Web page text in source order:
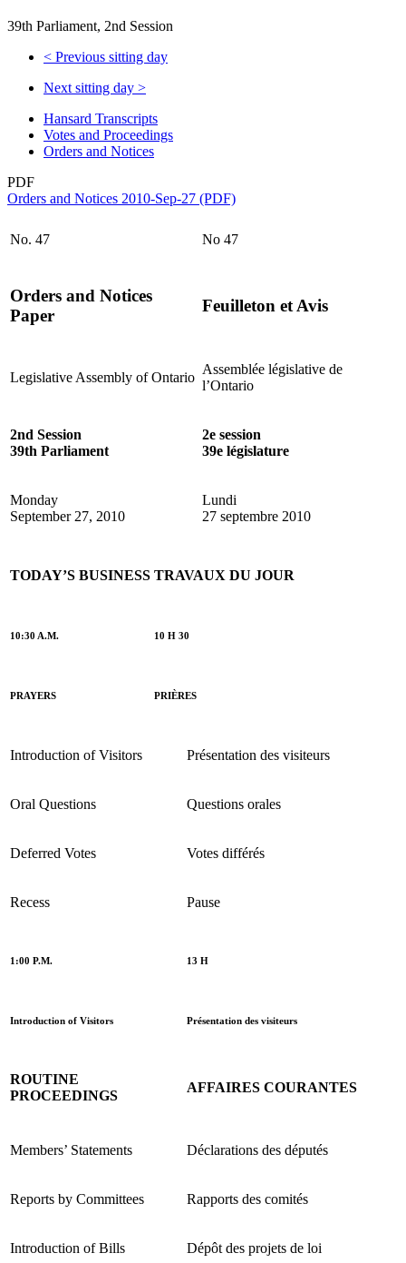
39th Parliament, 2nd Session
< Previous sitting day
Next sitting day >
Hansard Transcripts
Votes and Proceedings
Orders and Notices
PDF
Orders and Notices 2010-Sep-27 (PDF)
No. 47 No 47
Orders and Notices
Paper
Feuilleton et Avis
Legislative Assembly of Ontario
Assemblée législative de
l’Ontario
2nd Session
39th Parliament
2e session
39e législature
Monday
September 27, 2010
Lundi
27 septembre 2010
TODAY’S BUSINESS TRAVAUX DU JOUR
10:30 A.M. 10 H 30
PRAYERS PRIÈRES
Introduction of Visitors Présentation des visiteurs
Oral Questions Questions orales
Deferred Votes Votes différés
Recess Pause
1:00 P.M. 13 H
Introduction of Visitors Présentation des visiteurs
ROUTINE
PROCEEDINGS
AFFAIRES COURANTES
Members’ Statements Déclarations des députés
Reports by Committees Rapports des comités
Introduction of Bills Dépôt des projets de loi